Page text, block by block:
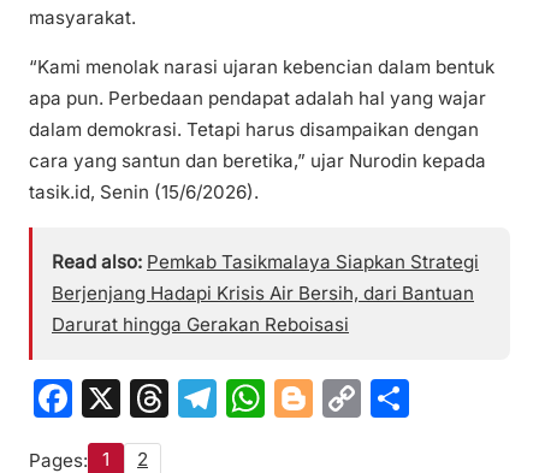
masyarakat.
“Kami menolak narasi ujaran kebencian dalam bentuk
apa pun. Perbedaan pendapat adalah hal yang wajar
dalam demokrasi. Tetapi harus disampaikan dengan
cara yang santun dan beretika,” ujar Nurodin kepada
tasik.id, Senin (15/6/2026).
Read also: Pemkab Tasikmalaya Siapkan Strategi
Berjenjang Hadapi Krisis Air Bersih, dari Bantuan
Darurat hingga Gerakan Reboisasi
F
a
X
T
T
W Bl C
Pages: 1 2